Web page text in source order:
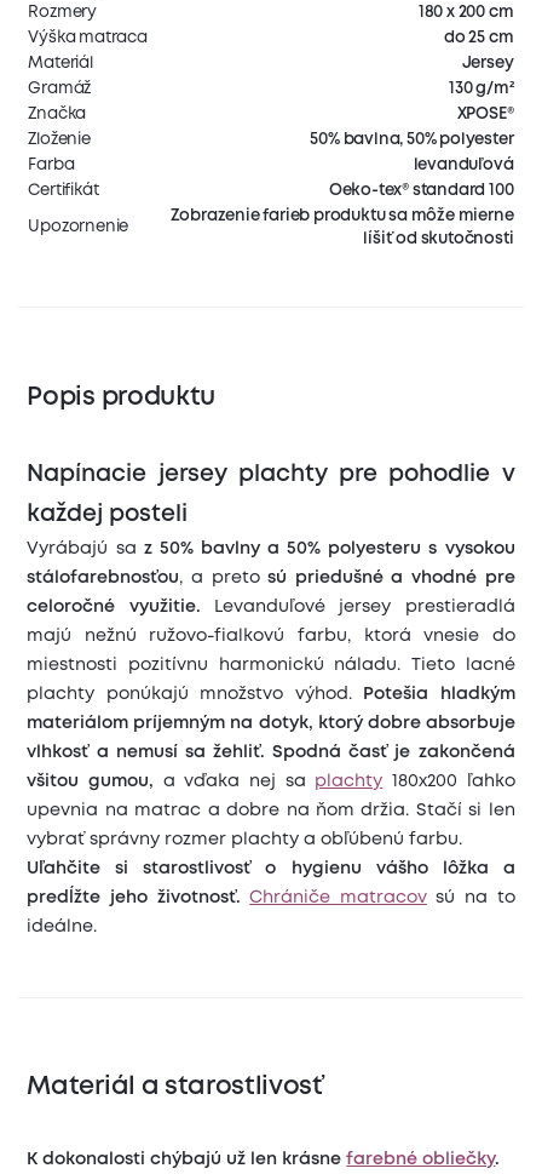
Rozmery
180 x 200 cm
Výška matraca
do 25 cm
Materiál
Jersey
Gramáž
130 g/m²
Značka
XPOSE®
Zloženie
50% bavlna, 50% polyester
Farba
levanduľová
Certifikát
Oeko-tex® standard 100
Upozornenie
Zobrazenie farieb produktu sa môže mierne
líšiť od skutočnosti
Popis produktu
Napínacie jersey plachty pre pohodlie v
každej posteli
Vyrábajú sa z 50% bavlny a 50% polyesteru s vysokou
stálofarebnosťou, a pretosú priedušné a vhodné pre
celoročné využitie. Levanduľové jersey prestieradlá
majú nežnú ružovo-fialkovú farbu, ktorá vnesie do
miestnosti pozitívnu harmonickú náladu. Tieto lacné
plachty ponúkajú množstvo výhod.Potešia hladkým
materiálom príjemným na dotyk, ktorý dobre absorbuje
vlhkosť a nemusí sa žehliť. Spodná časť je zakončená
všitou gumou, a vďaka nej sa plachty 180x200 ľahko
upevnia na matrac a dobre na ňom držia. Stačí si len
vybrať správny rozmer plachty a obľúbenú farbu.
Uľahčite si starostlivosť o hygienu vášho lôžka a
predĺžte jeho životnosť.
Chrániče matracovsú na to
ideálne.
Materiál a starostlivosť
K dokonalosti chýbajú už len krásnefarebné obliečky.